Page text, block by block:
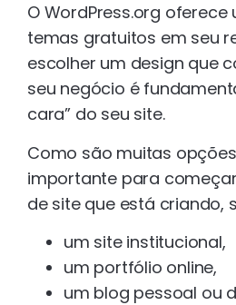
O WordPress.org
temas gratuitos em seu
escolher um design que
seu negócio é
cara” do seu site.
Como são muitas
importante para
de site que está criando,
um site institucional,
um portfólio online,
um blog pessoal ou